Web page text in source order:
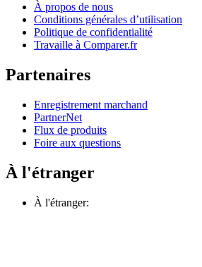
À propos de nous
Conditions générales d’utilisation
Politique de confidentialité
Travaille à Comparer.fr
Partenaires
Enregistrement marchand
PartnerNet
Flux de produits
Foire aux questions
À l'étranger
À l'étranger: